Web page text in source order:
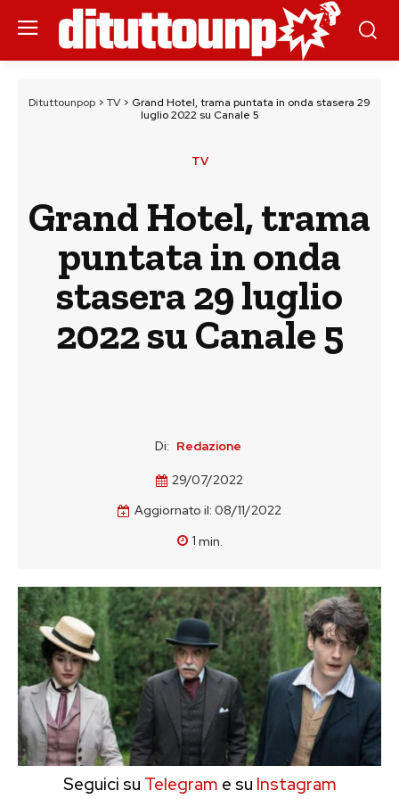
Dituttounpop > TV > Grand Hotel, trama puntata in onda stasera 29
luglio 2022 su Canale 5
TV
Grand Hotel, trama
puntata in onda
stasera 29 luglio
2022 su Canale 5
Di: Redazione
29/07/2022
Aggiornato il: 08/11/2022
1 min.
Seguici su Telegram e su Instagram